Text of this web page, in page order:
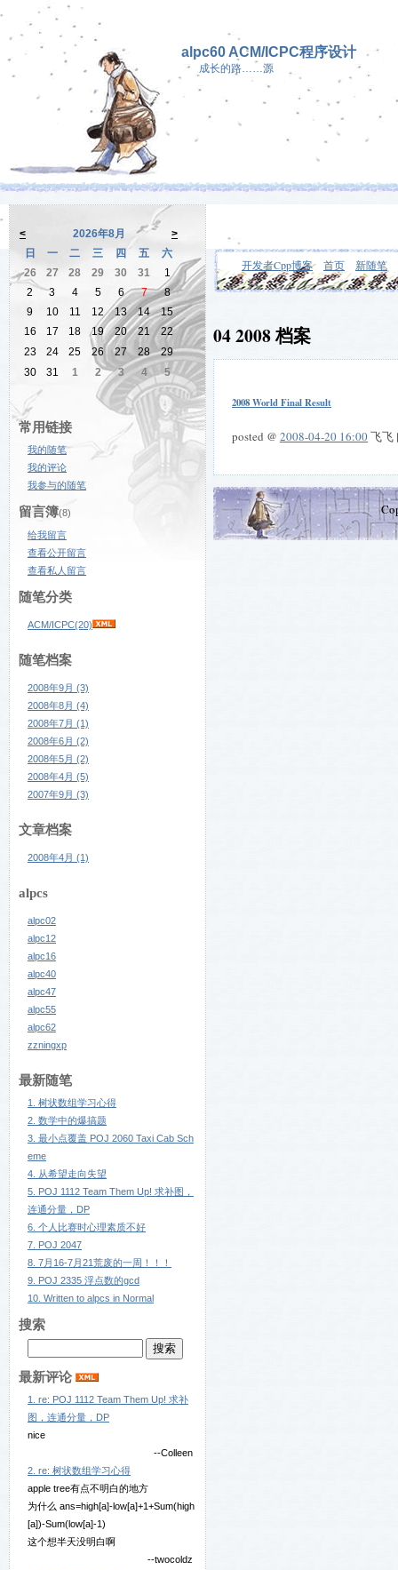
alpc60 ACM/ICPC程序设计
成长的路……源
开发者Cpp博客 首页 新随笔
< 2026年8月
>
日
一 二 三 四 五
六
26
27 28 29 30 31
1
2
3 4 5 6 7
8
9
10 11 12 13 14
15
16
17 18 19 20 21
22
23
24 25 26 27 28
29
30
31 1 2 3 4 5
常用链接
我的随笔
我的评论
我参与的随笔
留言簿(8)
给我留言
查看公开留言
查看私人留言
随笔分类
ACM/ICPC(20)
随笔档案
2008年9月 (3)
2008年8月 (4)
2008年7月 (1)
2008年6月 (2)
2008年5月 (2)
2008年4月 (5)
2007年9月 (3)
文章档案
2008年4月 (1)
alpcs
alpc02
alpc12
alpc16
alpc40
alpc47
alpc55
alpc62
zzningxp
最新随笔
1. 树状数组学习心得
2. 数学中的爆搞题
3. 最小点覆盖 POJ 2060 Taxi Cab Sch
eme
4. 从希望走向失望
5. POJ 1112 Team Them Up! 求补图，
连通分量，DP
6. 个人比赛时心理素质不好
7. POJ 2047
8. 7月16-7月21荒废的一周！！！
9. POJ 2335 浮点数的gcd
10. Written to alpcs in Normal
搜索
最新评论
1. re: POJ 1112 Team Them Up! 求补
图，连通分量，DP
nice
--Colleen
2. re: 树状数组学习心得
apple tree有点不明白的地方
为什么 ans=high[a]-low[a]+1+Sum(high
[a])-Sum(low[a]-1)
这个想半天没明白啊
--twocoldz
04 2008 档案
2008 World Final Result
posted @ 2008-04-20 16:00飞飞